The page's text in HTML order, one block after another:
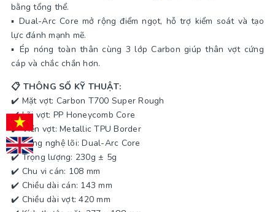
bằng tổng thể.
▪️ Dual-Arc Core mở rộng điểm ngọt, hỗ trợ kiểm soát và tạo
lực đánh mạnh mẽ.
▪️ Ép nóng toàn thân cùng 3 lớp Carbon giúp thân vợt cứng
cáp và chắc chắn hơn.
📋 THÔNG SỐ KỸ THUẬT:
✔️ Mặt vợt: Carbon T700 Super Rough
✔️ Lõi vợt: PP Honeycomb Core
✔️ Viền vợt: Metallic TPU Border
✔️ Công nghệ lõi: Dual-Arc Core
✔️ Trọng lượng: 230g ± 5g
✔️ Chu vi cán: 108 mm
✔️ Chiều dài cán: 143 mm
✔️ Chiều dài vợt: 420 mm